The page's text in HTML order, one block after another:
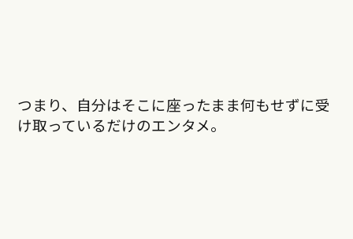
つまり、自分はそこに座ったまま何もせずに受
け取っているだけのエンタメ。